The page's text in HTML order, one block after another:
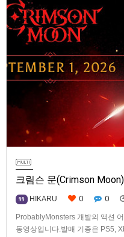
크림슨 문(Crimson
99 HIKARU 0 0
ProbablyMonsters 개발의 액션
동영상입니다.발매 기종은 PS5,